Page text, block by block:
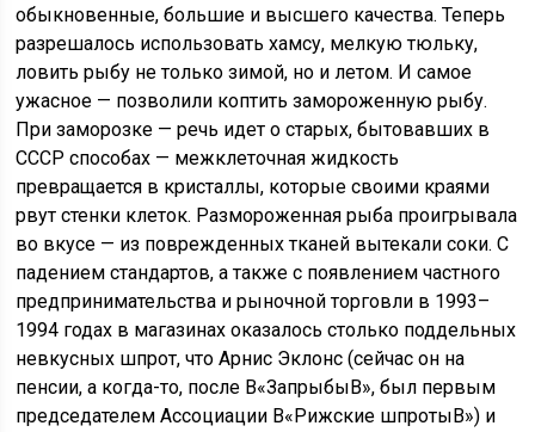
обыкновенные, большие и высшего качества. Теперь
разрешалось использовать хамсу, мелкую тюльку,
ловить рыбу не только зимой, но и летом. И самое
ужасное — позволили коптить замороженную рыбу.
При заморозке — речь идет о старых, бытовавших в
СССР способах — межклеточная жидкость
превращается в кристаллы, которые своими краями
рвут стенки клеток. Размороженная рыба проигрывала
во вкусе — из поврежденных тканей вытекали соки. С
падением стандартов, а также с появлением частного
предпринимательства и рыночной торговли в 1993–
1994 годах в магазинах оказалось столько поддельных
невкусных шпрот, что Арнис Эклонс (сейчас он на
пенсии, а когда-то, после В«ЗапрыбыВ», был первым
председателем Ассоциации В«Рижские шпротыВ») и